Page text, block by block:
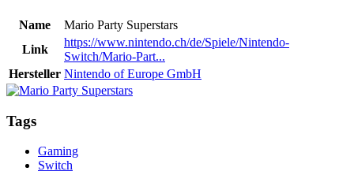
Name
Mario Party Superstars
Link
https://www.nintendo.ch/de/Spiele/Nintendo-
Switch/Mario-Part...
Hersteller Nintendo of Europe GmbH
Tags
Gaming
Switch